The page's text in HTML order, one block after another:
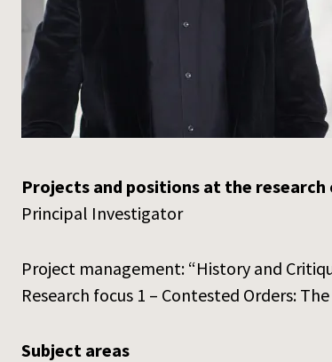
Projects and positions at the research
Principal Investigator
Project management: “History and
Research focus 1 – Contested Orders:
Subject areas